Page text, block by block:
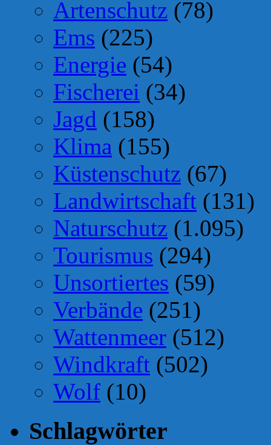
Artenschutz (78)
Ems (225)
Energie (54)
Fischerei (34)
Jagd (158)
Klima (155)
Küstenschutz (67)
Landwirtschaft (131)
Naturschutz (1.095)
Tourismus (294)
Unsortiertes (59)
Verbände (251)
Wattenmeer (512)
Windkraft (502)
Wolf (10)
Schlagwörter